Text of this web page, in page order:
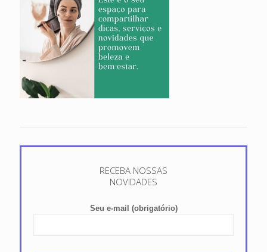
RECEBA NOSSAS
NOVIDADES
Seu e-mail (obrigatório)